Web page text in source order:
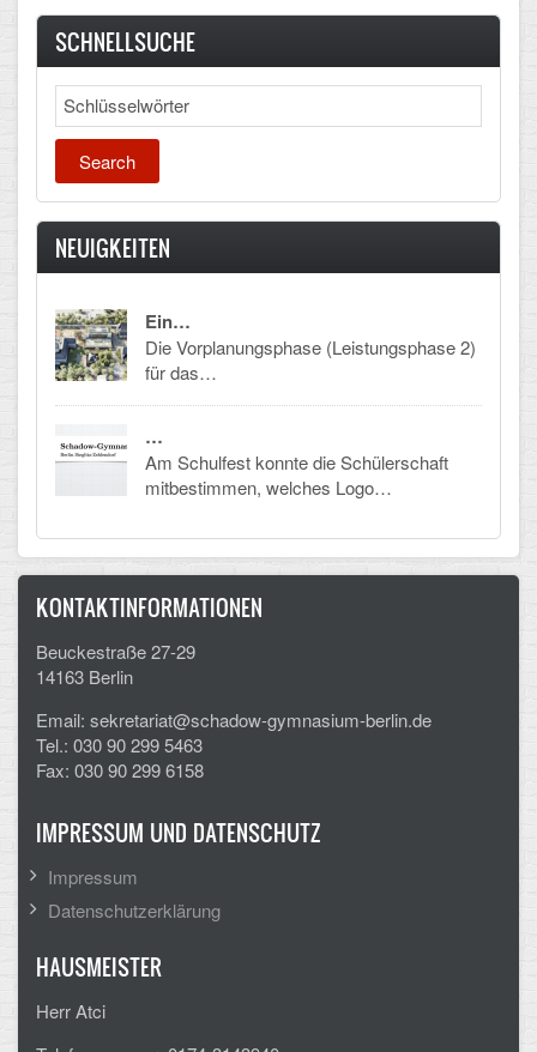
SCHNELLSUCHE
Search
NEUIGKEITEN
Ein…
Die Vorplanungsphase (Leistungsphase 2)
für das…
…
Am Schulfest konnte die Schülerschaft
mitbestimmen, welches Logo…
KONTAKTINFORMATIONEN
Beuckestraße 27-29
14163 Berlin
Email: sekretariat@schadow-gymnasium-berlin.de
Tel.: 030 90 299 5463
Fax: 030 90 299 6158
IMPRESSUM UND DATENSCHUTZ
Impressum
Datenschutzerklärung
HAUSMEISTER
Herr Atci